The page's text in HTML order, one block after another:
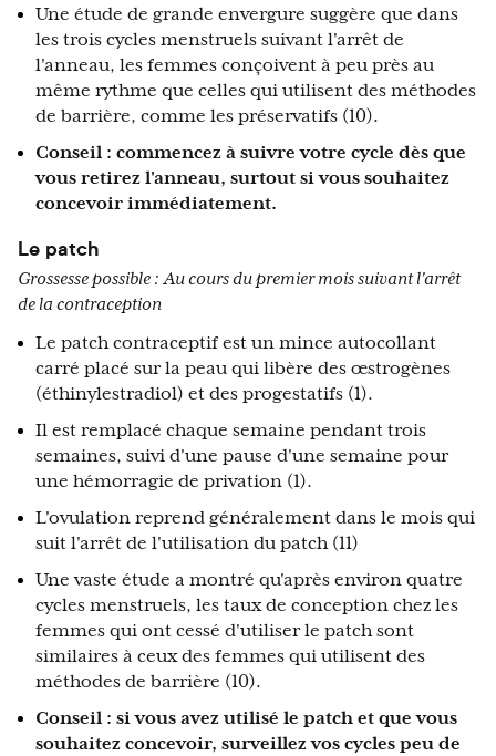
Une étude de grande envergure suggère que dans
les trois cycles menstruels suivant l'arrêt de
l'anneau, les femmes conçoivent à peu près au
même rythme que celles qui utilisent des méthodes
de barrière, comme les préservatifs (10).
Conseil : commencez à suivre votre cycle dès que
vous retirez l'anneau, surtout si vous souhaitez
concevoir immédiatement.
Le patch
Grossesse possible : Au cours du premier mois suivant l'arrêt
de la contraception
Le patch contraceptif est un mince autocollant
carré placé sur la peau qui libère des œstrogènes
(éthinylestradiol) et des progestatifs (1).
Il est remplacé chaque semaine pendant trois
semaines, suivi d'une pause d'une semaine pour
une hémorragie de privation (1).
L'ovulation reprend généralement dans le mois qui
suit l'arrêt de l'utilisation du patch (11)
Une vaste étude a montré qu'après environ quatre
cycles menstruels, les taux de conception chez les
femmes qui ont cessé d'utiliser le patch sont
similaires à ceux des femmes qui utilisent des
méthodes de barrière (10).
Conseil : si vous avez utilisé le patch et que vous
souhaitez concevoir, surveillez vos cycles peu de